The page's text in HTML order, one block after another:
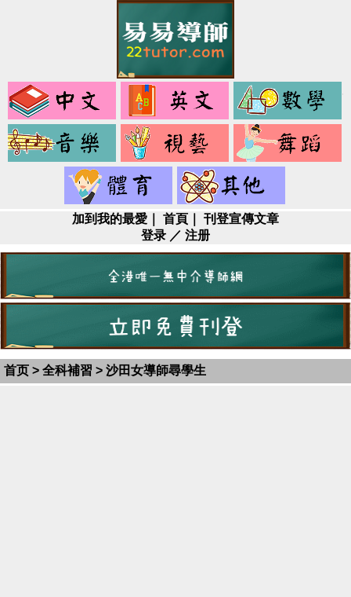
中
文
音
藝
健
身
加到我的最愛 首頁
刊登宣傳文章
登录 ／ 注册
首页 > 全科補習 > 沙田女導師尋學生